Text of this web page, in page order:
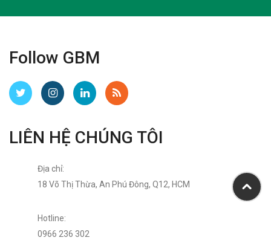
Follow GBM
LIÊN HỆ CHÚNG TÔI
Địa chỉ:
18 Võ Thị Thừa, An Phú Đông, Q12, HCM
Hotline:
0966 236 302